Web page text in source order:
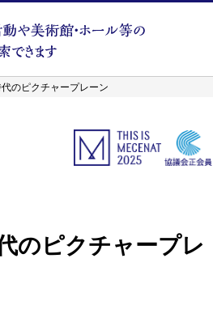
のピクチャープレーン
のピクチャープレ